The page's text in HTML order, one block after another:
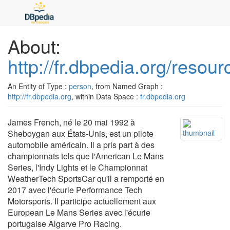
About:
http://fr.dbpedia.org/
An Entity of Type : person, from Named Graph :
http://fr.dbpedia.org, within Data Space : fr.dbpedia.org
James French, né le 20 mai 1992 à
Sheboygan aux États-Unis, est un pilote
automobile américain. Il a pris part à des
championnats tels que l'American Le Mans
Series, l'Indy Lights et le Championnat
WeatherTech SportsCar qu'il a remporté en
2017 avec l'écurie Performance Tech
Motorsports. Il participe actuellement aux
European Le Mans Series avec l'écurie
portugaise Algarve Pro Racing.